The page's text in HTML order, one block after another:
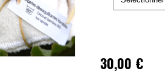
30,00 €